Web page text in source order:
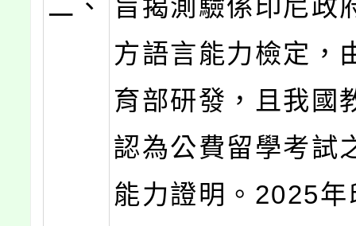
二、
旨揭測驗係印尼政
方語言能力檢定，
育部研發，且我國
認為公費留學考試
能力證明。2025